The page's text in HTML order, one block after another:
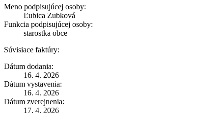
Meno podpisujúcej osoby:
Ľubica Zubková
Funkcia podpisujúcej osoby:
starostka obce
Súvisiace faktúry:
Dátum dodania:
16. 4. 2026
Dátum vystavenia:
16. 4. 2026
Dátum zverejnenia:
17. 4. 2026